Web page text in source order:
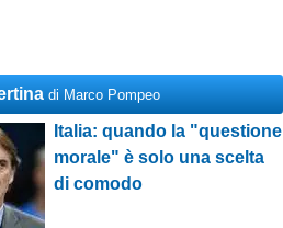
di Marco Pompeo
Italia: quando la "questione
morale" è solo una scelta
di comodo